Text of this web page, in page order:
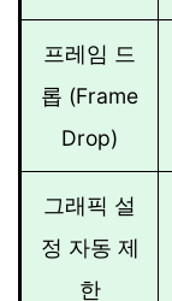
프레임 드
롭 (Frame
Drop)
그래픽 설
정 자동 제
한